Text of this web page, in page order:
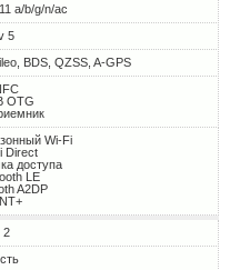
a/b/g/n/ac
5
BDS, QZSS, A-GPS
OTG
Wi-Fi
Direct
доступа
LE
A2DP
2